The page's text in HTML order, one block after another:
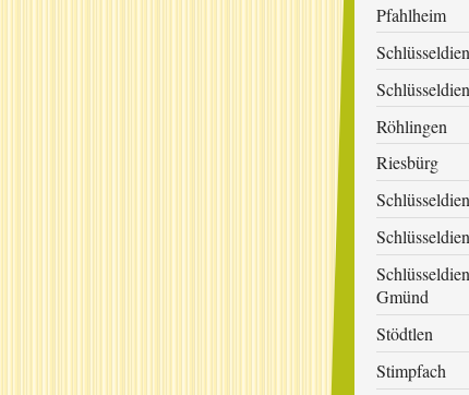
Pfahlheim
Röhlingen
Riesbürg
Gmünd
Stödtlen
Stimpfach